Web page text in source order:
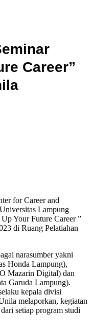
Career”
for Career and
Lampung
Your Future Career ”
di Ruang Pelatiahan
narasumber yakni
Honda Lampung),
Mazarin Digital) dan
Garuda Lampung).
kepala divisi
melaporkan, kegiatan
setiap program studi